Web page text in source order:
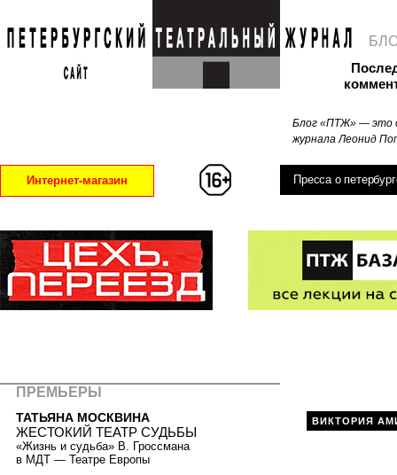
Блог «ПТЖ» — это
журнала Леонид
Интернет-магазин Пресса о
ВИКТОРИЯ
ПРЕМЬЕРЫ
ТАТЬЯНА МОСКВИНА
ЖЕСТОКИЙ ТЕАТР СУДЬБЫ
«Жизнь и судьба» В. Гроссмана
в МДТ — Театре Европы